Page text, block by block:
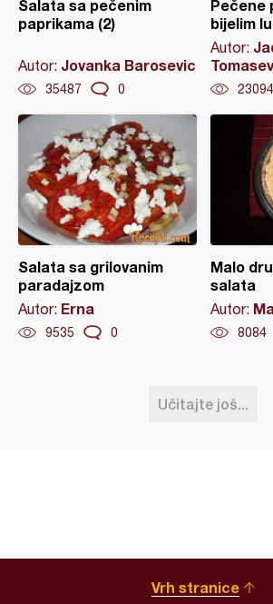
Salata sa pečenim
paprikama (2)
Autor: Jovanka Barosevic
35487 0
Pečene
bijelim
Autor:
Salata sa grilovanim
paradajzom
Autor: Erna
9535 0
Malo
salata
Autor:
8084
Učitajte još...
Vrh stranice